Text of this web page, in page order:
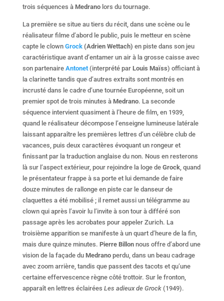
trois séquences à Medranolors du tournage.
La première se situe au tiers du récit, dans une scène ou le
réalisateur filme d’abord le public, puis le metteur en scène
capte le clown Grock (Adrien Wettach) en piste dans son jeu
caractéristique avant d’entamer un air à la grosse caisse avec
son partenaireAntonet (interprété par Louis Maïss) officiant à
la clarinette tandis que d’autres extraits sont montrés en
incrusté dans le cadre d’une tournée Européenne, soit un
premier spot de trois minutes à Medrano. La seconde
séquence intervient quasiment à l’heure de film, en 1939,
quand le réalisateur décompose l’enseigne lumineuse latérale
laissant apparaître les premières lettres d’un célèbre club de
vacances, puis deux caractères évoquant un rongeur et
finissant par la traduction anglaise du non. Nous en resterons
là sur l’aspect extérieur, pour rejoindre la loge de Grock, quand
le présentateur frappe à sa porte et lui demande de faire
douze minutes de rallonge en piste car le danseur de
claquettes a été mobilisé ; il remet aussi un télégramme au
clown qui après l’avoir lu l’invite à son tour à différé son
passage après les acrobates pour appeler Zurich. La
troisième apparition se manifeste à un quart d’heure de la fin,
mais dure quinze minutes. Pierre Billonnous offre d’abord une
vision de la façade du Medranoperdu, dans un beau cadrage
avec zoom arrière, tandis que passent des tacots et qu’une
certaine effervescence règne côté trottoir. Sur le fronton,
apparaît en lettres éclairées Les adieux de Grock(1949).